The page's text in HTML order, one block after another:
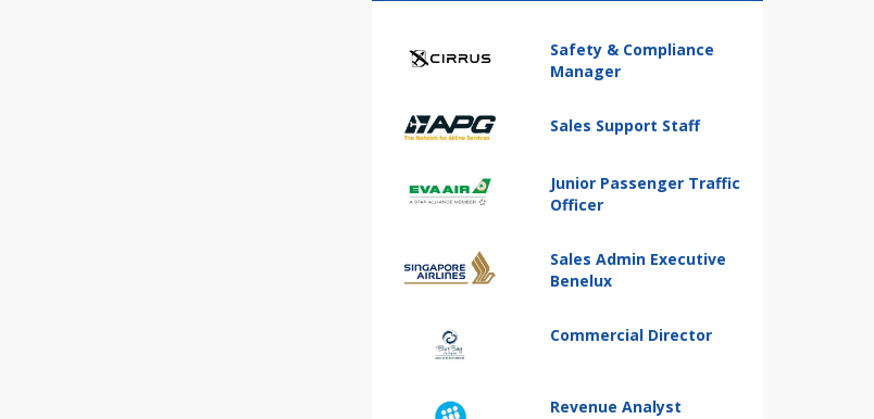
Safety & Compliance
Manager
Sales Support Staff
Junior Passenger Traffic
Officer
Sales Admin Executive
Benelux
Commercial Director
Revenue Analyst